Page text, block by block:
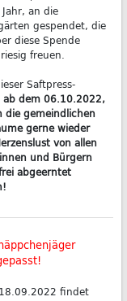
an die
gespendet, die
diese Spende
freuen.
Saftpress-
ab dem 06.10.2022,
die gemeindlichen
gerne wieder
von allen
und Bürgern
abgeerntet
findet